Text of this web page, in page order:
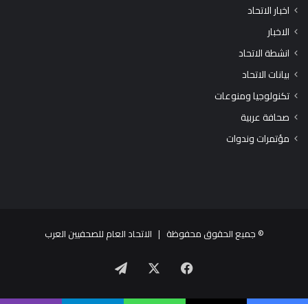
اخبار الاتحاد
الاخبار
انشطة الاتحاد
بيانات الاتحاد
تكنولوجيا ومنوعات
صحافة عربية
مؤتمرات وندوات
© جميع الحقوق محفوظة | الاتحاد العام للصحفيين العرب
فيسبوك تيلقرام